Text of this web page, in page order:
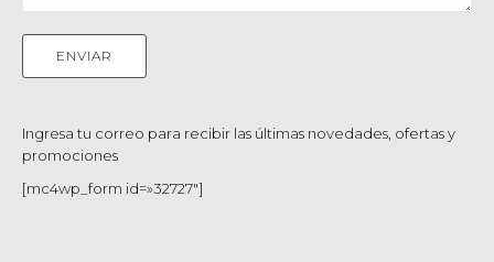
Ingresa tu correo para recibir las últimas novedades, ofertas y
promociones
[mc4wp_form id=»32727″]